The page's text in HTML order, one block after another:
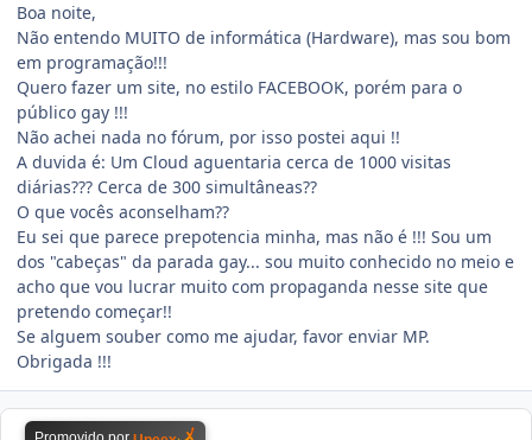
Boa noite,
Não entendo MUITO de informática (Hardware), mas sou bom
em programação!!!
Quero fazer um site, no estilo FACEBOOK, porém para o
público gay !!!
Não achei nada no fórum, por isso postei aqui !!
A duvida é: Um Cloud aguentaria cerca de 1000 visitas
diárias??? Cerca de 300 simultâneas??
O que vocês aconselham??
Eu sei que parece prepotencia minha, mas não é !!! Sou um
dos "cabeças" da parada gay... sou muito conhecido no meio e
acho que vou lucrar muito com propaganda nesse site que
pretendo começar!!
Se alguem souber como me ajudar, favor enviar MP.
Obrigada !!!